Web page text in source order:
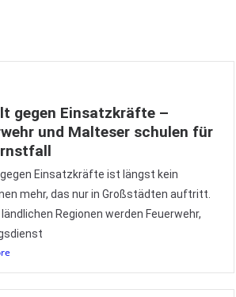
gegen Einsatzkräfte –
und Malteser schulen für
Einsatzkräfte ist längst kein
mehr, das nur in Großstädten auftritt.
Regionen werden Feuerwehr,